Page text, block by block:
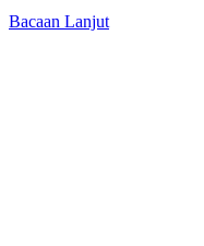
Bacaan Lanjut